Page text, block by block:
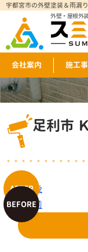
宇都宮市の外壁塗装＆雨漏
外壁・屋根外
会社案内 施工
足利市